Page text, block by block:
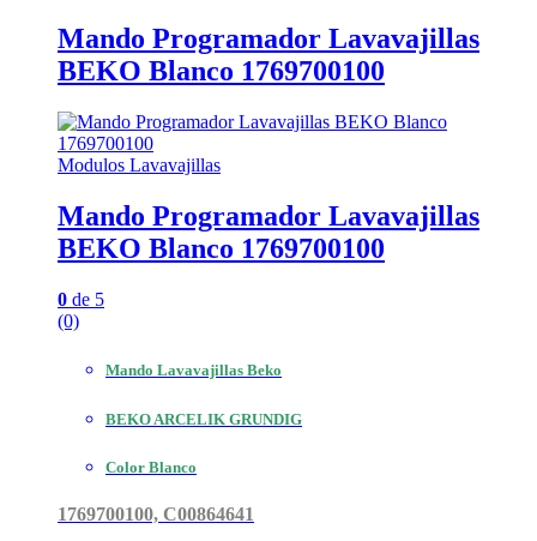
3,87 €
hasta
7,41 €
tiene
múltiples
variantes.
opciones
se
pueden
en
la
página
de
producto
Mando Programador Lavavajillas
BEKO Blanco 1769700100
Modulos Lavavajillas
Mando Programador Lavavajillas
BEKO Blanco 1769700100
0 de 5
(0)
Mando Lavavajillas Beko
BEKO ARCELIK GRUNDIG
Color Blanco
1769700100, C00864641